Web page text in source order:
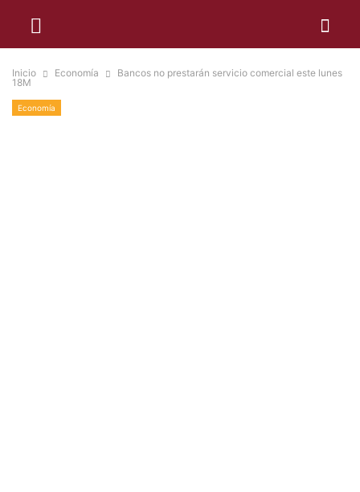
Inicio Economía
Bancos no prestarán servicio comercial este lunes
18M
Economía